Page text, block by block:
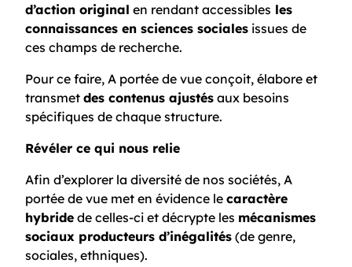
d’action original en rendant accessibles les
connaissances en sciences sociales issues de
ces champs de recherche.
Pour ce faire, A portée de vue conçoit, élabore et
transmet des contenus ajustés aux besoins
spécifiques de chaque structure.
Révéler ce qui nous relie
Afin d’explorer la diversité de nos sociétés, A
portée de vue met en évidence le caractère
hybride de celles-ci et décrypte les mécanismes
sociaux producteurs d’inégalités (de genre,
sociales, ethniques).